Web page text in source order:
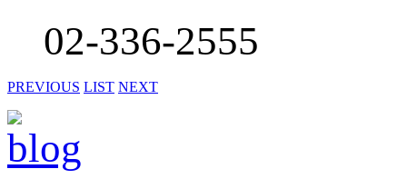
02-336-2555
PREVIOUS LIST NEXT